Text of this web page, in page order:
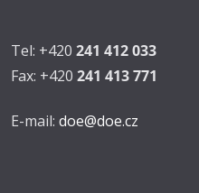
Tel: +420 241 412 033
Fax: +420 241 413 771
E-mail: doe@doe.cz